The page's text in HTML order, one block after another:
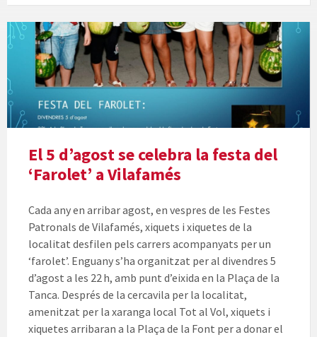
El 5 d’agost se celebra la festa del
‘Farolet’ a Vilafamés
Cada any en arribar agost, en vespres de les Festes
Patronals de Vilafamés, xiquets i xiquetes de la
localitat desfilen pels carrers acompanyats per un
‘farolet’. Enguany s’ha organitzat per al divendres 5
d’agost a les 22 h, amb punt d’eixida en la Plaça de la
Tanca. Després de la cercavila per la localitat,
amenitzat per la xaranga local Tot al Vol, xiquets i
xiquetes arribaran a la Plaça de la Font per a donar el